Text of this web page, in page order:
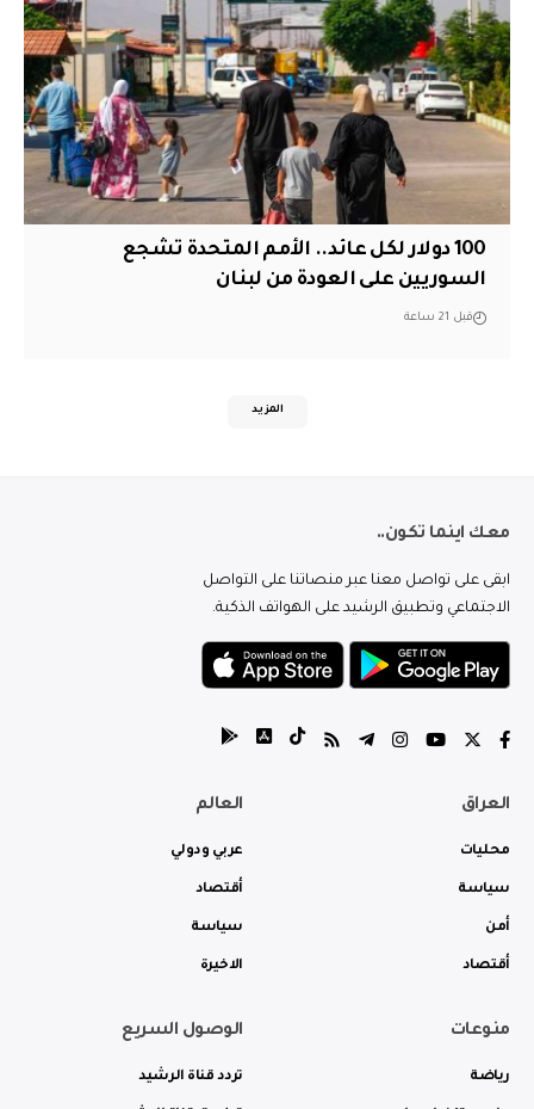
100 دولار لكل عائد.. الأمم المتحدة تشجع
السوريين على العودة من لبنان
قبل 21 ساعة
المزيد
معك اينما تكون..
ابقى على تواصل معنا عبر منصاتنا على التواصل
الاجتماعي وتطبيق الرشيد على الهواتف الذكية.
العراق
محليات
سياسة
أمن
أقتصاد
العالم
عربي ودولي
أقتصاد
سياسة
الاخيرة
منوعات
رياضة
الوصول السريع
تردد قناة الرشيد